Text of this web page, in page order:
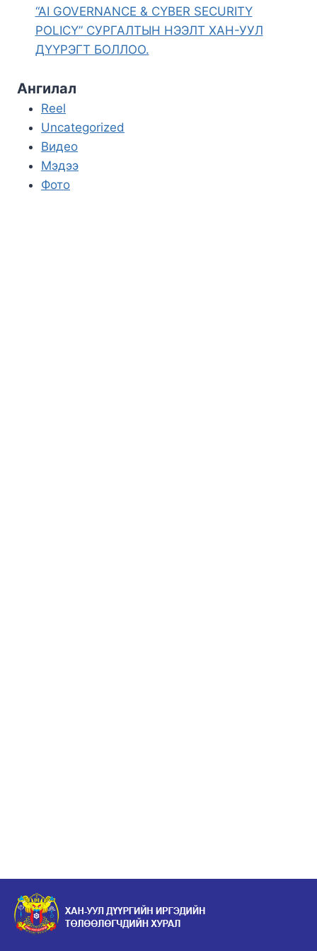
“AI GOVERNANCE & CYBER SECURITY
POLICY” СУРГАЛТЫН НЭЭЛТ ХАН-УУЛ
ДҮҮРЭГТ БОЛЛОО.
Ангилал
Reel
Uncategorized
Видео
Мэдээ
Фото